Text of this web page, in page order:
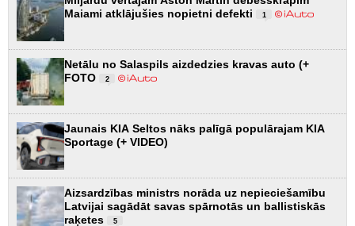
Maiami atklājušies nopietni defekti
1
Netālu no Salaspils aizdedzies kravas auto (+
FOTO
2
Jaunais KIA Seltos nāks palīgā populārajam KIA
Sportage (+ VIDEO)
Aizsardzības ministrs norāda uz nepieciešamību
Latvijai sagādāt savas spārnotās un ballistiskās
raķetes
5